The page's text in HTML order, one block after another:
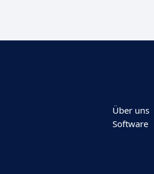
Über uns
Software